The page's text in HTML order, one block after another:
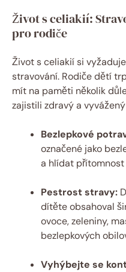
Život s celiakií:
pro rodiče
Život s celiakií si
stravování. Rodiče dětí
mít na paměti několik
zajistili zdravý a
Bezlepkové
označené jako
a hlídat
Pestrost stravy:
dítěte obsahoval
ovoce, zeleniny,
bezlepkových
Vyhýbejte se